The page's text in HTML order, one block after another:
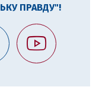
ПРАВДУ"!